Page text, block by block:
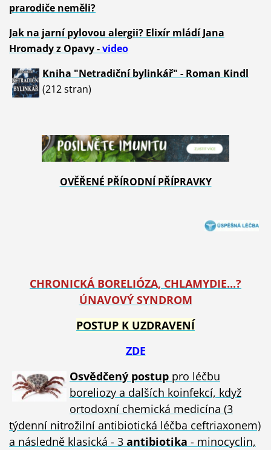
prarodiče neměli?
Jak na jarní pylovou alergii? Elixír mládí Jana
Hromady z Opavy -video
Kniha "Netradiční bylinkář" - Roman Kindl
(212 stran)
OVĚŘENÉ PŘÍRODNÍ PŘÍPRAVKY
CHRONICKÁ BORELIÓZA, CHLAMYDIE...?
ÚNAVOVÝ SYNDROM
POSTUP K UZDRAVENÍ
ZDE
Osvědčený postuppro léčbu
boreliozy a dalších koinfekcí, když
ortodoxní chemická medicína (3
týdenní nitrožilní antibiotická léčba ceftriaxonem)
a následně klasická - 3 antibiotika - minocyclin,